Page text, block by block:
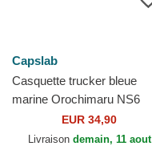
Capslab
Casquette trucker bleue
marine Orochimaru NS6
OROB Naruto Capslab
EUR 34,90
Livraison demain, 11 aout